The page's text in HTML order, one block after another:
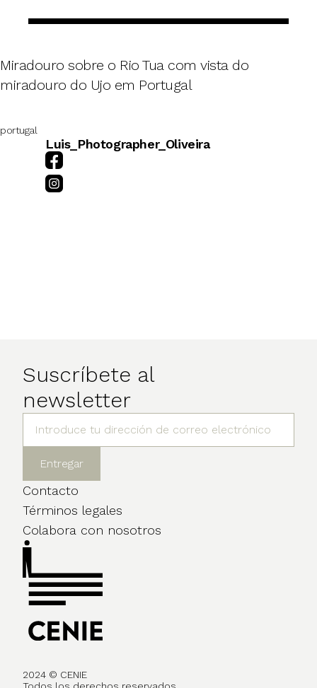
Miradouro sobre o Rio Tua com vista do
miradouro do Ujo em Portugal
portugal
Luis_Photographer_Oliveira
Suscríbete al
newsletter
Contacto
Términos legales
Colabora con nosotros
2024 © CENIE